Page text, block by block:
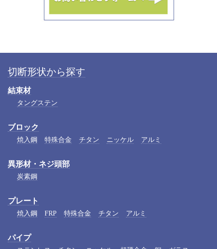
切断形状から探す
結束材
タングステン
ブロック
焼入鋼 特殊合金 チタン ニッケル アルミ
異形材・ネジ頭部
炭素鋼
プレート
焼入鋼 FRP 特殊合金 チタン アルミ
パイプ